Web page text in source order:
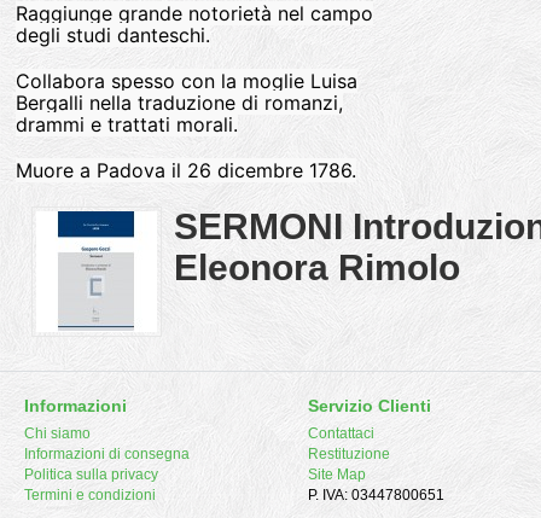
Raggiunge grande notorietà nel campo
degli studi danteschi.
Collabora spesso con la moglie Luisa
Bergalli nella traduzione di romanzi,
drammi e trattati morali.
Muore a Padova il 26 dicembre 1786.
SERMONI
Eleonora Rimolo
Informazioni
Chi siamo
Informazioni di consegna
Politica sulla privacy
Termini e condizioni
Servizio Clienti
Contattaci
Restituzione
Site Map
P. IVA: 03447800651